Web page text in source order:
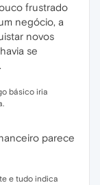
frustrado
negócio, a
novos
se
básico iria
parece
e tudo indica